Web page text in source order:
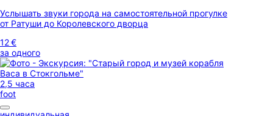
Услышать звуки города на самостоятельной прогулке
от Ратуши до Королевского дворца
12 €
за одного
2,5 часа
foot